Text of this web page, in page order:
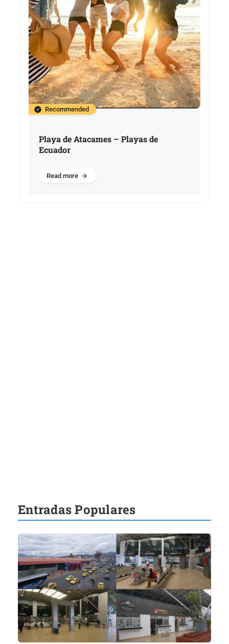
Recommended
Playa de Atacames – Playas de
Ecuador
Read more
Entradas Populares